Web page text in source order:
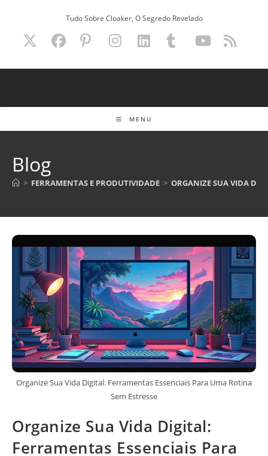
Tudo Sobre Cloaker, O Segredo Revelado
MENU
Blog
> FERRAMENTAS E PRODUTIVIDADE > ORGANIZE SUA VIDA
Organize Sua Vida Digital: Ferramentas Essenciais Para Uma Rotina
Sem Estresse
Organize Sua Vida Digital:
Ferramentas Essenciais Para